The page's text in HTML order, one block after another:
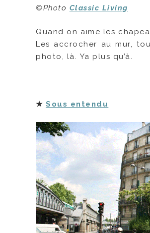
©Photo Classic Living
Quand on aime les
Les accrocher au mur,
photo, là. Ya plus qu’à.
★Sous entendu